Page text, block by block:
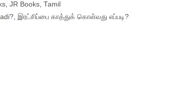
, JR Books, Tamil
, இரட்சிப்பை காத்துக் கொள்வது எப்படி?